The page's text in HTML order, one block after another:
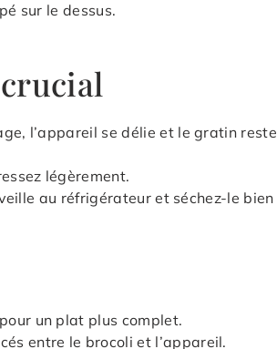
sur le dessus.
l’appareil se délie et le gratin reste
légèrement.
au réfrigérateur et séchez-le bien
un plat plus complet.
entre le brocoli et l’appareil.